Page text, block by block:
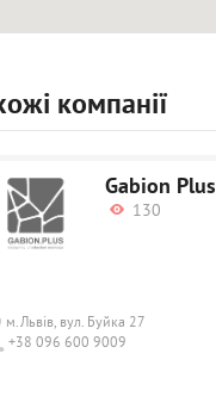
компанії
Gabion Plus
130
м.Львів, вул. Буйка 27
+38 096 600 9009